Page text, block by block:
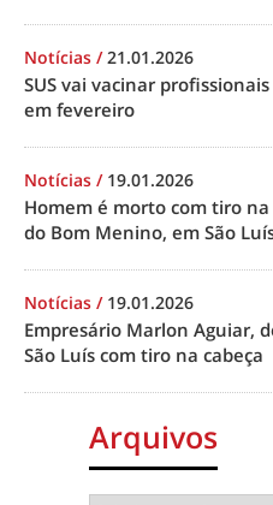
Notícias /21.01.2026
SUS vai vacinar
em fevereiro
Notícias / 19.01.2026
Homem é morto com tiro
do Bom Menino, em São
Notícias / 19.01.2026
Empresário Marlon Aguiar,
São Luís com tiro na cabeça
Arquivos